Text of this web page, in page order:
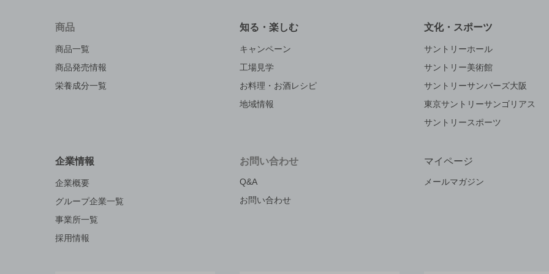
商品
商品一覧
商品発売情報
栄養成分一覧
知る・楽しむ
キャンペーン
工場見学
お料理・お酒レシピ
地域情報
文化・スポーツ
サントリーホール
サントリー美術館
サントリーサンバーズ大阪
東京サントリーサンゴリアス
サントリースポーツ
企業情報
企業概要
グループ企業一覧
事業所一覧
採用情報
お問い合わせ
Q&A
お問い合わせ
マイページ
メールマガジン